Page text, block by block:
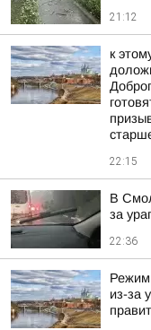
21:12
к
22:15
В
за
22:36
Режим
из-за